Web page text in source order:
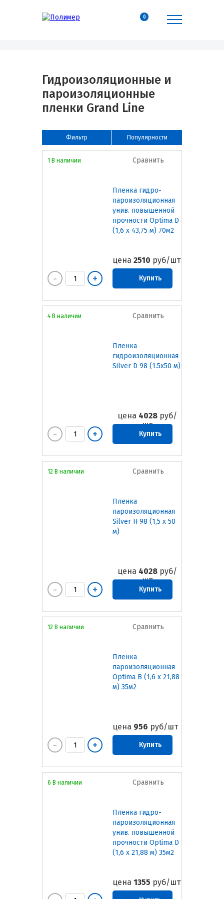
0
Гидроизоляционные и
пароизоляционные
пленки Grand Line
Популярности
Фильтр
Сравнить
Пленка гидро-
пароизоляционная
унив. повышенной
прочности Optima D
(1,6 х 43,75 м) 70м2
цена 2510 руб/шт
Купить
1 В наличии
Сравнить
Пленка
гидроизоляционная
Silver D 98 (1.5х50 м)
цена 4028руб/
шт
Купить
4 В наличии
Сравнить
Пленка
пароизоляционная
Silver Н 98 (1,5 х 50
м)
цена 4028руб/
шт
Купить
12 В наличии
Сравнить
Пленка
пароизоляционная
Optima B (1,6 х 21,88
м) 35м2
цена 956 руб/шт
Купить
12 В наличии
Сравнить
Пленка гидро-
пароизоляционная
унив. повышенной
прочности Optima D
(1,6 х 21,88 м) 35м2
цена 1355 руб/шт
6 В наличии